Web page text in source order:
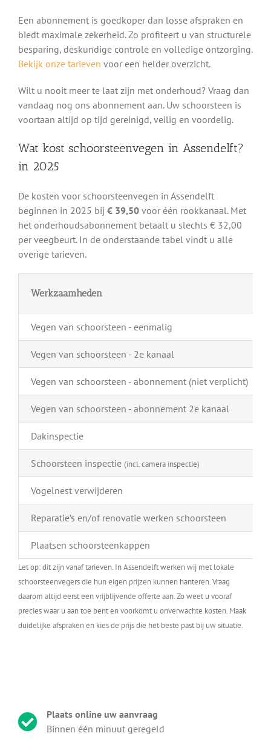
Een abonnement is goedkoper dan losse afspraken en
biedt maximale zekerheid. Zo profiteert u van structurele
besparing, deskundige controle en volledige ontzorging.
Bekijk onze tarieven voor een helder overzicht.
Wilt u nooit meer te laat zijn met onderhoud? Vraag dan
vandaag nog ons abonnement aan. Uw schoorsteen is
voortaan altijd op tijd gereinigd, veilig en voordelig.
Wat kost schoorsteenvegen in Assendelft?
in 2025
De kosten voor schoorsteenvegen in Assendelft
beginnen in 2025 bij € 39,50voor één rookkanaal. Met
het onderhoudsabonnement betaalt u slechts € 32,00
per veegbeurt. In de onderstaande tabel vindt u alle
overige tarieven.
Werkzaamheden
Vegen van schoorsteen - eenmalig
Vegen van schoorsteen - 2e kanaal
Vegen van schoorsteen - abonnement (niet verplicht)
Vegen van schoorsteen - abonnement 2e kanaal
Dakinspectie
Schoorsteen inspectie (incl. camera inspectie)
Vogelnest verwijderen
Reparatie’s en/of renovatie werken schoorsteen
Plaatsen schoorsteenkappen
Let op: dit zijn vanaf tarieven. In Assendelft werken wij met lokale
schoorsteenvegers die hun eigen prijzen kunnen hanteren. Vraag
daarom altijd eerst een vrijblijvende offerte aan. Zo weet u vooraf
precies waar u aan toe bent en voorkomt u onverwachte kosten. Maak
duidelijke afspraken en kies de prijs die het beste past bij uw situatie.
Plaats online uw aanvraag
Binnen één minuut geregeld